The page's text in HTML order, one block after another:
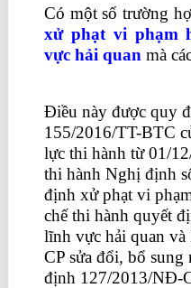
Có một số trường
xử phạt vi phạm
vực hải quan mà
Điều này được quy
155/2016/TT-BTC
lực thi hành từ 01/
thi hành Nghị định
định xử phạt vi
chế thi hành quyết
lĩnh vực hải quan
CP sửa đổi, bổ
định 127/2013/NĐ-